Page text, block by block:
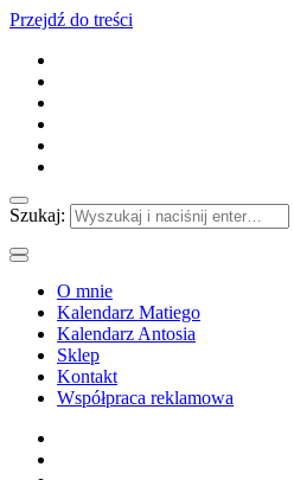
Przejdź do treści
Szukaj:
O mnie
Kalendarz Matiego
Kalendarz Antosia
Sklep
Kontakt
Współpraca reklamowa